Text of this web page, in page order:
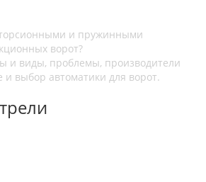
и пружинными
ворот?
и виды, проблемы, производители
выбор автоматики для ворот.